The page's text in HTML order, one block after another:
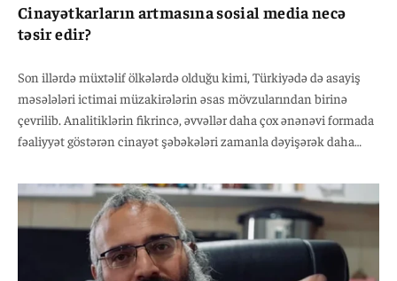
Cinayətkarların artmasına sosial media necə
təsir edir?
Son illərdə müxtəlif ölkələrdə olduğu kimi, Türkiyədə də asayiş
məsələləri ictimai müzakirələrin əsas mövzularından birinə
çevrilib. Analitiklərin fikrincə, əvvəllər daha çox ənənəvi formada
fəaliyyət göstərən cinayət şəbəkələri zamanla dəyişərək daha
əlaqələrə malik cinayət şəbəkələrinin də ortaya çıxması
təhlükəsizlik orqanlarının qarşısında yeni çağırışlar yaradıb.